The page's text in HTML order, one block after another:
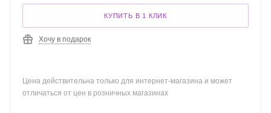
КУПИТЬ В 1 КЛИК
Хочу в подарок
Цена действительна только для интернет-магазина и может
отличаться от цен в розничных магазинах